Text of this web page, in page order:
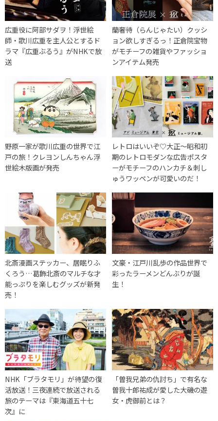
広重役に阿部サダヲ！浮世絵
師・歌川広重を主人公とするド
ラマ『広重ぶるう』がNHKで放
送
蘭奢待（らんじゃたい）クッシ
ョン欲しすぎるっ！正倉院宝物
がモチーフの雑貨やファッショ
ンアイテム発売
野原一家が歌川広重の世界で江
戸の旅！クレヨンしんちゃん浮
世絵木版画が発売
レトロはいいぞ♡大正～昭和初
期のレトロモダンな広告ポスタ
ーがモチーフのハンカチ＆刺し
ゅうワッペンが可愛いのだ！
北斎漫画ステッカー、居眠りふ
くろう…葛飾北斎のマルチな才
能っぷりを楽しむグッズが新発
売！
文豪・江戸川乱歩の作品世界で
彩ったラーメンどんぶりが誕
生！
NHK「ブラタモリ」が待望の復
活放送！三夜連続で放送される
旅のテーマは『東海道五十七
次』に
「曽我兄弟の仇討ち」で有名な
曽我十郎祐成が愛した大磯の遊
女・虎御前とは？